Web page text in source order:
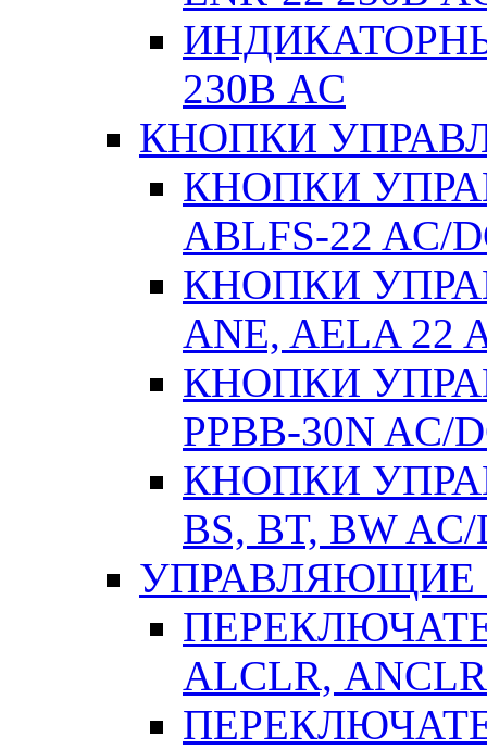
230В AC
КНОПКИ
КНОПКИ
ABLFS-22 AC/
КНОПКИ
ANE, AELA 22
КНОПКИ
РPВВ-30N AC/
КНОПКИ
BS, BT, BW AC/
УПРАВЛЯЮЩИЕ
АLСLR, АNСLR